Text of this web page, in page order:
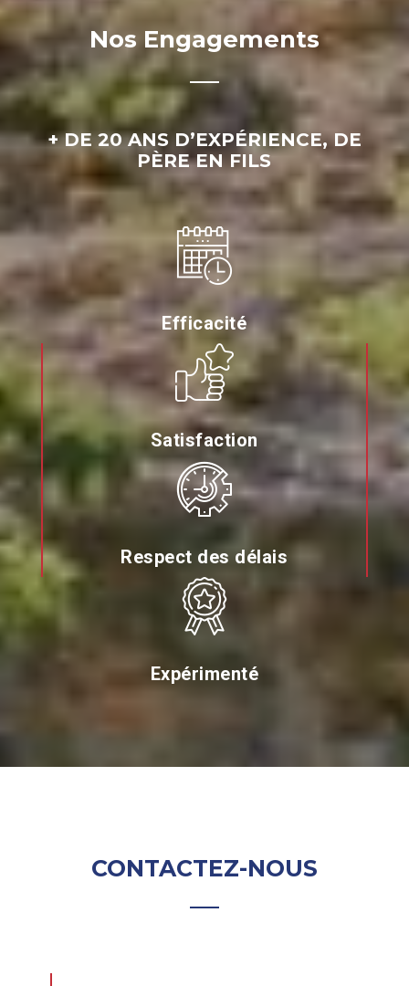
Nos Engagements
+ DE 20 ANS D’EXPÉRIENCE, DE
PÈRE EN FILS
Efficacité
Satisfaction
Respect des délais
Expérimenté
CONTACTEZ-NOUS